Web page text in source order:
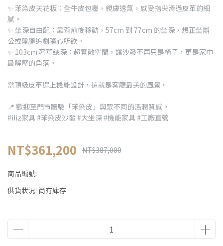
✨ 苯染皮天花板：全牛皮包覆，親膚透氣，感受指尖滑過皮革的細
膩。
✨ 坐深自由配：靠背前後移動，57cm 到 77cm 的坐深，想正坐辦
公或盤腿追劇隨心所欲。
✨ 103cm 奢華總深：超寬敞空間，讓沙發不再只是椅子，更是家中
最解壓的角落。
當頂級皮革遇上機能設計，這就是客廳最美的風景。
📍 歡迎至門市體驗「苯染皮」與眾不同的溫潤質感。
#iliz家具 #苯染皮沙發 #大坐深 #機能家具 #工廠直營
NT$361,200 NT$387,000
商品編號:
供貨狀況: 尚有庫存